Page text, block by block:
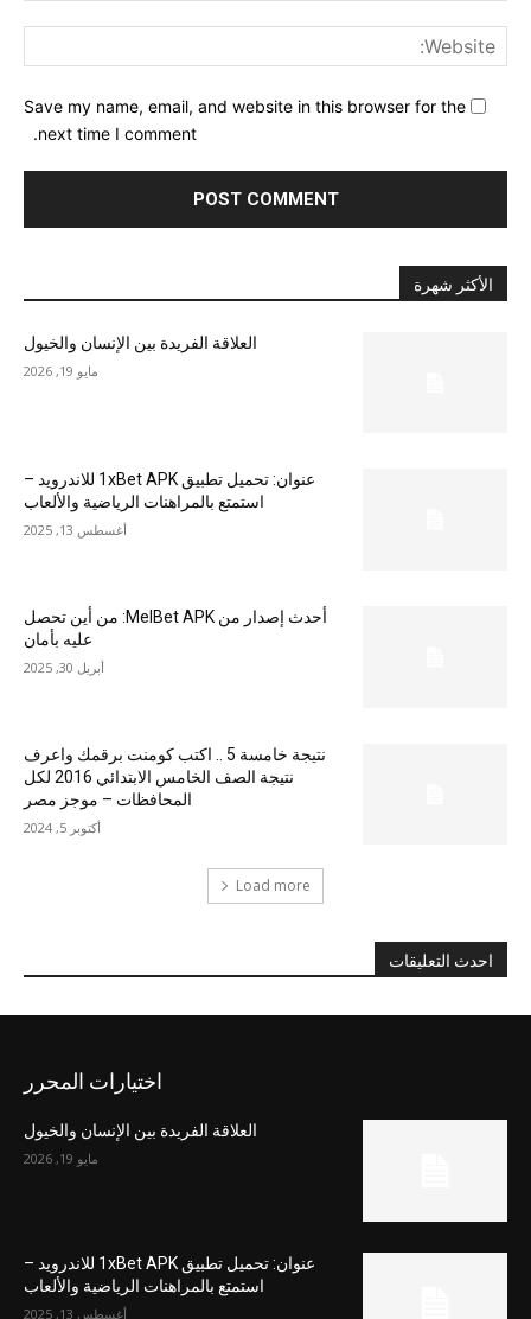
Save my name, email, and website in this browser for the
next time I comment.
الأكثر شهرة
العلاقة الفريدة بين الإنسان والخيول
مايو 19, 2026
عنوان: تحميل تطبيق 1xBet APK للاندرويد –
استمتع بالمراهنات الرياضية والألعاب
أغسطس 13, 2025
أحدث إصدار من MelBet APK: من أين تحصل
عليه بأمان
أبريل 30, 2025
نتيجة خامسة 5 .. اكتب كومنت برقمك واعرف
نتيجة الصف الخامس الابتدائي 2016 لكل
المحافظات – موجز مصر
أكتوبر 5, 2024
Load more
احدث التعليقات
اختيارات المحرر
العلاقة الفريدة بين الإنسان والخيول
مايو 19, 2026
عنوان: تحميل تطبيق 1xBet APK للاندرويد –
استمتع بالمراهنات الرياضية والألعاب
أغسطس 13, 2025